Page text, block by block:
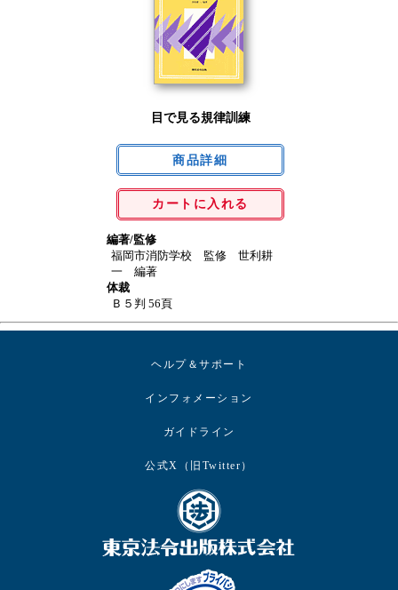
目で見る規律訓練
カートに入れる
編著/監修
福岡市消防学校 監修 世利耕
一 編著
体裁
Ｂ５判 56頁
ヘルプ＆サポート
インフォメーション
ガイドライン
公式X（旧Twitter）